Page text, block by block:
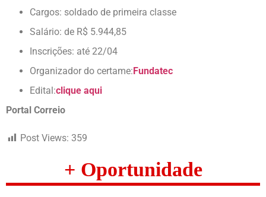
Cargos: soldado de primeira classe
Salário: de R$ 5.944,85
Inscrições: até 22/04
Organizador do certame:Fundatec
Edital:clique aqui
Portal Correio
Post Views: 359
+ Oportunidade